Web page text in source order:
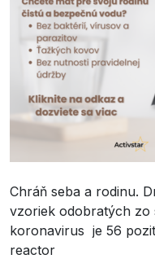
Chráň seba a rodinu.
vzoriek odobratých zo
koronavirus je 56
reactor